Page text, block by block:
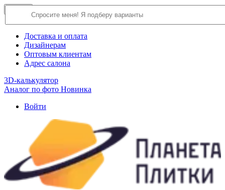
О компании
Доставка и оплата
Дизайнерам
Оптовым клиентам
Адрес салона
3D-калькулятор
Аналог по фото Новинка
Войти